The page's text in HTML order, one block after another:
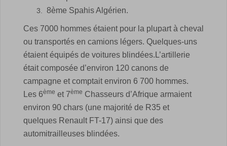
8ème Spahis Algérien.
Ces 7000 hommes étaient pour la plupart à cheval
ou transportés en camions légers. Quelques-uns
étaient équipés de voitures blindées.L’artillerie
était composée d’environ 120 canons de
campagne et comptait environ 6 700 hommes.
Les 6ème et 7ème Chasseurs d’Afrique armaient
environ 90 chars (une majorité de R35 et
quelques Renault FT-17) ainsi que des
automitrailleuses blindées.